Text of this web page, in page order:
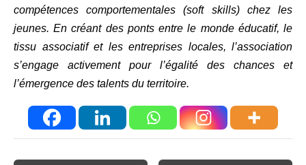
compétences comportementales (soft skills) chez les
jeunes. En créant des ponts entre le monde éducatif, le
tissu associatif et les entreprises locales, l’association
s’engage activement pour l’égalité des chances et
l’émergence des talents du territoire.